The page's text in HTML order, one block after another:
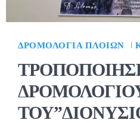
ΔΡΟΜΟΛΌΓΙΑ ΠΛΟΊΩΝ